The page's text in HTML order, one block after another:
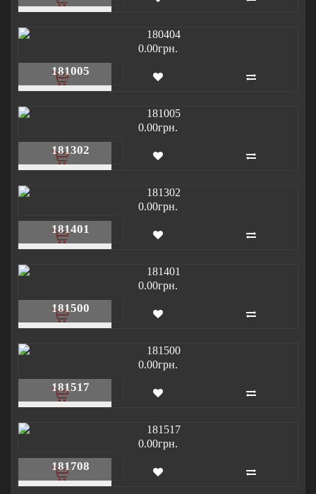
0.00грн.
181005
0.00грн.
181302
0.00грн.
181401
0.00грн.
181500
0.00грн.
181517
0.00грн.
181708